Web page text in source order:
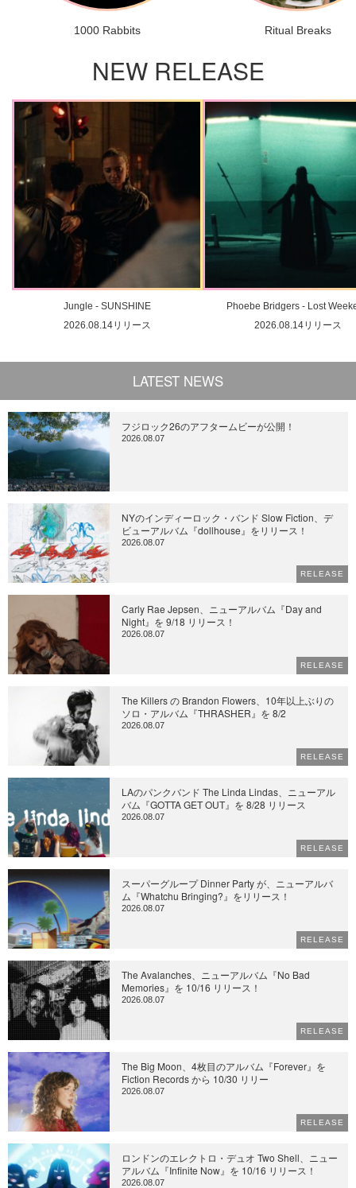
1000 Rabbits Ritual Breaks
NEW RELEASE
Jungle - SUNSHINE
2026.08.14リリース
Phoebe Bridgers - Lost
2026.08.14リリース
LATEST NEWS
フジロック26のアフタームビーが公開！
2026.08.07
NYのインディーロック・バンド Slow Fiction、デ
ビューアルバム『dollhouse』をリリース！
2026.08.07
RELEASE
Carly Rae Jepsen、ニューアルバム『Day and
Night』を 9/18 リリース！
2026.08.07
RELEASE
The Killers の Brandon Flowers、10年以上ぶりの
ソロ・アルバム『THRASHER』を 8/2
2026.08.07
RELEASE
LAのパンクバンド The Linda Lindas、ニューアル
バム『GOTTA GET OUT』を 8/28 リリース
2026.08.07
RELEASE
スーパーグループ Dinner Party が、ニューアルバ
ム『Whatchu Bringing?』をリリース！
2026.08.07
RELEASE
The Avalanches、ニューアルバム『No Bad
Memories』を 10/16 リリース！
2026.08.07
RELEASE
The Big Moon、4枚目のアルバム『Forever』を
Fiction Records から 10/30 リリー
2026.08.07
RELEASE
ロンドンのエレクトロ・デュオ Two Shell、ニュー
アルバム『Infinite Now』を 10/16 リリース！
2026.08.07